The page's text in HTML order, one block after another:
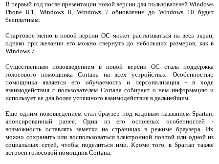
В первый год после презентации новой версии для пользователей Windows
Phone 8.1, Windows 8, Windows 7 обновление до Windows 10 будет
бесплатным.
Стартовое меню в новой версии ОС может растягиваться на весь экран,
однако при желании его можно свернуть до небольших размеров, как в
Windows 7.
Существенным нововведением в новой версии ОС стала поддержка
голосового помощника Cortana на всех устройствах. Особенностью
помощника является его обучаемость и персонализация - в ходе
взаимодействия с пользователем Cortana собирает о нем информацию и
использует ее для более успешного взаимодействия в дальнейшем.
Еще одним нововведением стал браузер под кодовым названием Spartan,
анонсированный ранее. Одна из его основных особенностей -
возможность оставлять заметки на страницах в режиме браузера. Их
можно сохранить или воспользоваться электронной почтой или одной из
социальных сетей, чтобы поделиться ими. Кроме того, в Spartan также
встроен голосовой помощник Cortana.